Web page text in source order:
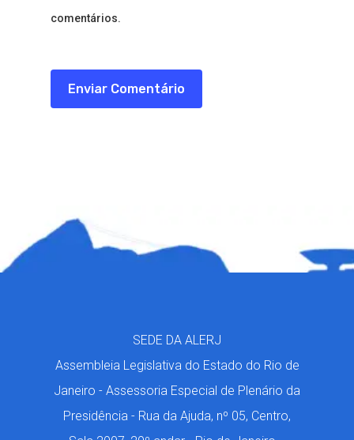
comentários.
SEDE DA ALERJ
Assembleia Legislativa do Estado do Rio de
Janeiro - Assessoria Especial de Plenário da
Presidência - Rua da Ajuda, nº 05, Centro,